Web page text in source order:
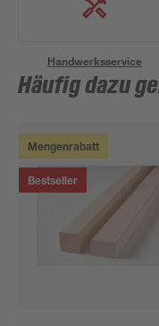
Handwerksservice
Häufig dazu
Mengenrabatt
Bestseller